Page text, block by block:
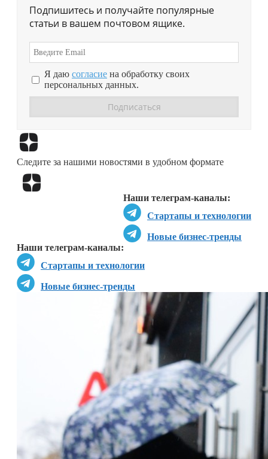
Подпишитесь и получайте популярные
статьи в вашем почтовом ящике.
Я даю согласие на обработку своих
персональных данных.
Следите за нашими новостями в удобном формате
Наши телеграм-каналы:
Стартапы и технологии
Новые бизнес-тренды
Наши телеграм-каналы:
Стартапы и технологии
Новые бизнес-тренды